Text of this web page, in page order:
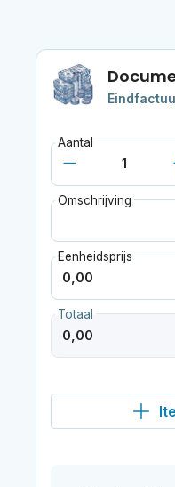
Aantal
Omschrijving
Eenheidsprijs
Totaal